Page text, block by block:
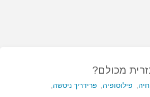
מכולם?
חיה פילוסופיה פרידריך ניטשה